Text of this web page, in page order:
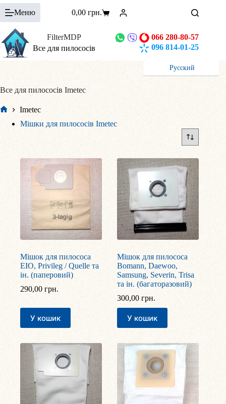
Перейти
до
вмісту
Меню Кошик
0,00грн.
FilterMDP
Все для пилососів
066 280-80-57
096 814-01-25
Русский
Все для пилососів Imetec
Головна
Imetec
Мішки для пилососів Imetec
Мішок для пилососа
EIO, Privileg / Quelle та
ін. (паперовий)
290,00 грн.
У кошик
Мішок для пилососа
Bomann, Daewoo,
Samsung, Severin, Trisa
та ін. (багаторазовий)
300,00грн.
У кошик